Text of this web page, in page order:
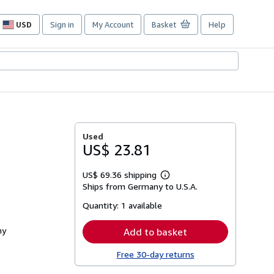
USD
Site
preferences
Sign in My Account Basket Help
Used
US$ 23.81
US$ 69.36 shipping
Learn
more
Ships from Germany to U.S.A.
Quantity: 1 available
Add to basket
Free 30-day returns